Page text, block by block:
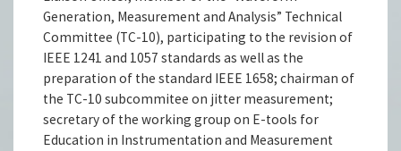
Generation, Measurement and Analysis” Technical
Committee (TC-10), participating to the revision of
IEEE 1241 and 1057 standards as well as the
preparation of the standard IEEE 1658; chairman of
the TC-10 subcommitee on jitter measurement;
secretary of the working group on E-tools for
Education in Instrumentation and Measurement